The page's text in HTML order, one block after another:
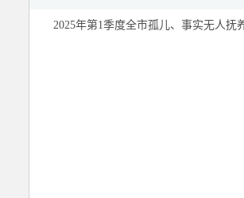
慈善信息
2025年第1季度全市孤儿、事实无人